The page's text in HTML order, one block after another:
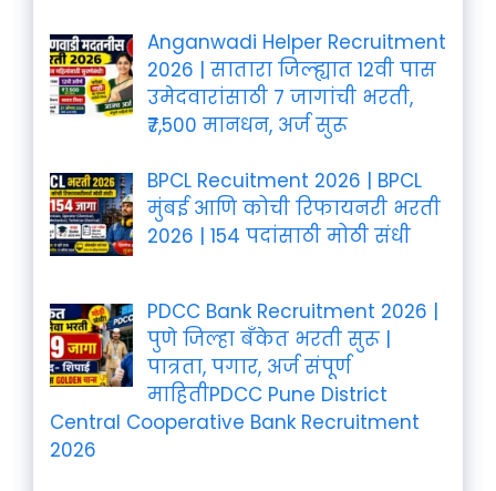
Anganwadi Helper Recruitment
2026 | सातारा जिल्ह्यात 12वी पास
उमेदवारांसाठी 7 जागांची भरती,
₹7,500 मानधन, अर्ज सुरू
BPCL Recuitment 2026 | BPCL
मुंबई आणि कोची रिफायनरी भरती
2026 | 154 पदांसाठी मोठी संधी
PDCC Bank Recruitment 2026 |
पुणे जिल्हा बँकेत भरती सुरू |
पात्रता, पगार, अर्ज संपूर्ण
माहितीPDCC Pune District
Central Cooperative Bank Recruitment
2026